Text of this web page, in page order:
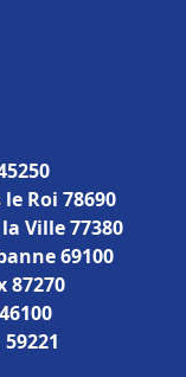
Roi 78690
Ville 77380
69100
87270